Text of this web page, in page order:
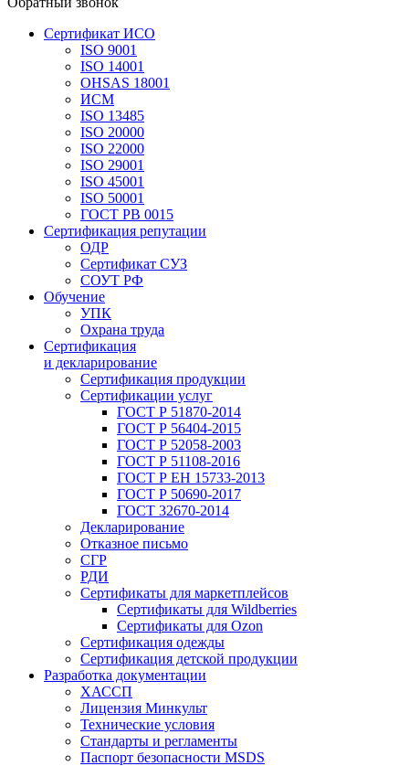
Сертификат ИСО
ISO 9001
ISO 14001
OHSAS 18001
ИСМ
ISO 13485
ISO 20000
ISO 22000
ISO 29001
ISO 45001
ISO 50001
ГОСТ РВ 0015
Сертификация репутации
ОДР
Сертификат СУЗ
СОУТ РФ
Обучение
УПК
Охрана труда
Сертификация
и декларирование
Сертификация продукции
Сертификации услуг
ГОСТ Р 51870-2014
ГОСТ Р 56404-2015
ГОСТ Р 52058-2003
ГОСТ Р 51108-2016
ГОСТ Р ЕН 15733-2013
ГОСТ Р 50690-2017
ГОСТ 32670-2014
Декларирование
Отказное письмо
СГР
РДИ
Сертификаты для маркетплейсов
Сертификаты для Wildberries
Сертификаты для Ozon
Сертификация одежды
Сертификация детской продукции
Разработка документации
ХАССП
Лицензия Минкульт
Технические условия
Стандарты и регламенты
Паспорт безопасности MSDS